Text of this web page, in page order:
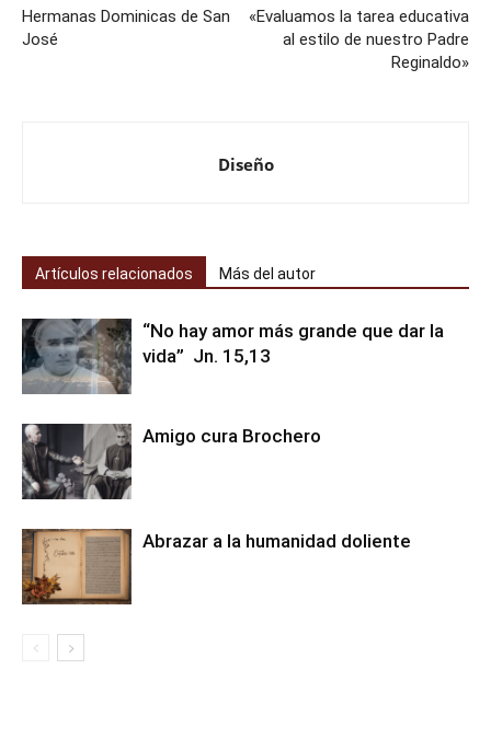
Hermanas Dominicas de San
José
«Evaluamos la tarea educativa
al estilo de nuestro Padre
Reginaldo»
Diseño
Artículos relacionados Más del autor
“No hay amor más grande que dar la
vida” Jn. 15,13
Amigo cura Brochero
Abrazar a la humanidad doliente